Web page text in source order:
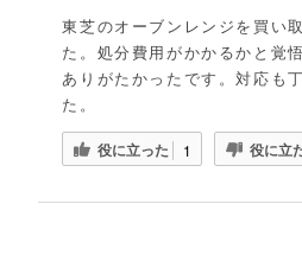
東芝のオーブンレンジを買い
た。処分費用がかかるかと覚
ありがたかったです。対応も
た。
役に立った 1 役に立